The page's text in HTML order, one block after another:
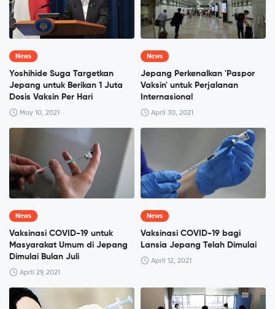
News
Yoshihide Suga Targetkan
Jepang untuk Berikan 1 Juta
Dosis Vaksin Per Hari
May 10, 2021
News
Jepang Perkenalkan 'Paspor
Vaksin' untuk Perjalanan
Internasional
April 30, 2021
News
Vaksinasi COVID-19 untuk
Masyarakat Umum di Jepang
Dimulai Bulan Juli
April 29, 2021
News
Vaksinasi COVID-19 bagi
Lansia Jepang Telah Dimulai
April 12, 2021